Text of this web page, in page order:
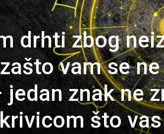
drhti zbog
vam se
jedan znak ne
što